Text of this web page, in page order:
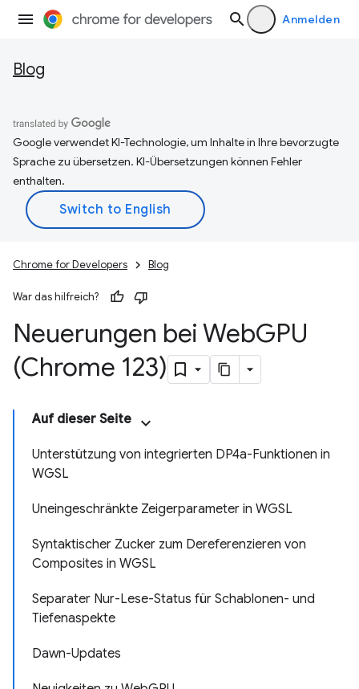
Anmelden
Blog
Google verwendet KI-Technologie, um Inhalte in Ihre bevorzugte
Sprache zu übersetzen. KI-Übersetzungen können Fehler
enthalten.
Chrome for Developers Blog
War das hilfreich?
Neuerungen bei WebGPU
(Chrome 123)
Auf dieser Seite
Unterstützung von integrierten DP4a-Funktionen in
WGSL
Uneingeschränkte Zeigerparameter in WGSL
Syntaktischer Zucker zum Dereferenzieren von
Composites in WGSL
Separater Nur-Lese-Status für Schablonen- und
Tiefenaspekte
Dawn-Updates